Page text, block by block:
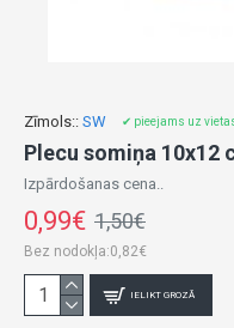
Zīmols:: SW ✔ pieejams uz
Plecu somiņa 10x12
Izpārdošanas cena..
0,99€ 1,50€
Bez nodokļa:0,82€
IELIKT GROZĀ